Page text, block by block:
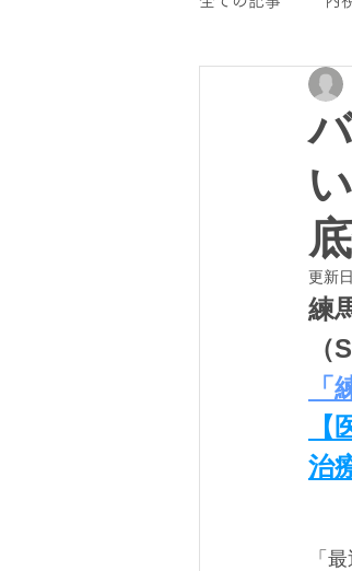
ピロリ菌の話
ク
更新
練
「
治
「